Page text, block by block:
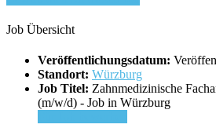
Job Übersicht
Veröffentlichungsdatum:
Standort: Würzburg
Job Titel: Zahnmedizinische
(m/w/d) - Job in Würzburg